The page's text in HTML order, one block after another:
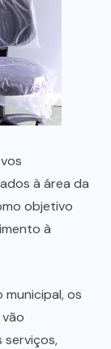
à área da
objetivo
à
os
serviços,